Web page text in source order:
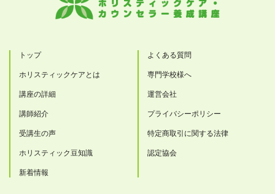
トップ
ホリスティックケアとは
講座の詳細
講師紹介
受講生の声
ホリスティック豆知識
新着情報
よくある質問
専門学校様へ
運営会社
プライバシーポリシー
特定商取引に関する法律
認定協会